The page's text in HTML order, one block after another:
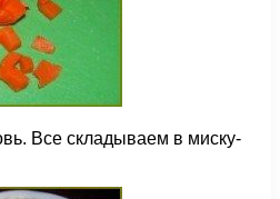
Все складываем в миску-